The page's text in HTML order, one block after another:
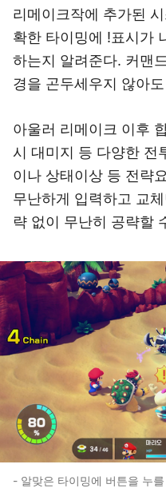
리메이크작에 추가된
확한 타이밍에 !표시가
하는지 알려준다. 커맨
경을 곤두세우지 않아
아울러 리메이크 이후
시 대미지 등 다양한 전
이나 상태이상 등 전략
무난하게 입력하고 교
략 없이 무난히 공략할
- 알맞은 타이밍에 버튼을 누